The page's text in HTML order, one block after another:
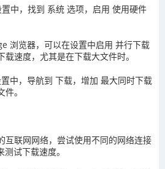
中，找到 系统 选项，启用 使用硬件
浏览器，可以在设置中启用 并行下载
速度，尤其是在下载大文件时。
中，导航到 下载，增加 最大同时下载
件。
互联网网络，尝试使用不同的网络连接
测试下载速度。